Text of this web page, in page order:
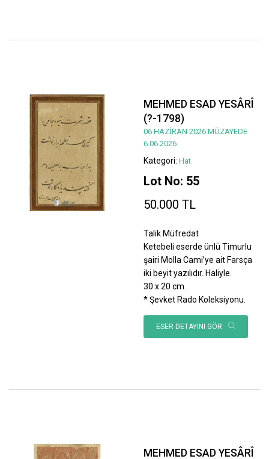
MEHMED ESAD YESÂRÎ
(?-1798)
06 HAZİRAN 2026 MÜZAYEDE
6.06.2026
Kategori: Hat
Lot No: 55
50.000 TL
Talik Müfredat
Ketebeli eserde ünlü Timurlu
şairi Molla Cami’ye ait Farsça
iki beyit yazılıdır. Haliyle.
30 x 20 cm.
* Şevket Rado Koleksiyonu.
ESER DETAYINI GÖR
MEHMED ESAD YESÂRÎ